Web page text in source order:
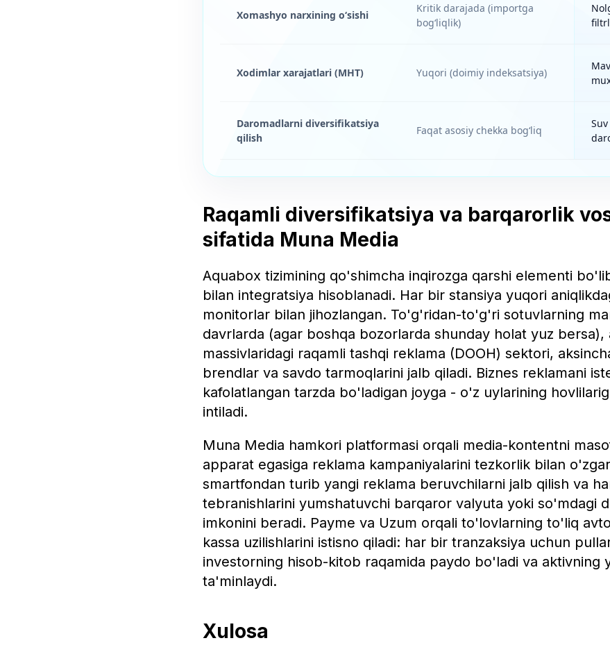
Xomashyo narxining o‘sishi
Kritik darajada (importga
bog‘liqlik)
Xodimlar xarajatlari (MHT) Yuqori (doimiy indeksatsiya)
Daromadlarni diversifikatsiya
qilish
Faqat asosiy chekka bog‘liq
Raqamli diversifikatsiya va barqarorlik
sifatida Muna Media
Aquabox tizimining qo'shimcha inqirozga qarshi elementi
bilan integratsiya hisoblanadi. Har bir stansiya yuqori
monitorlar bilan jihozlangan. To'g'ridan-to'g'ri sotuvlarning
davrlarda (agar boshqa bozorlarda shunday holat yuz bersa),
massivlaridagi raqamli tashqi reklama (DOOH) sektori,
brendlar va savdo tarmoqlarini jalb qiladi. Biznes reklamani
kafolatlangan tarzda bo'ladigan joyga - o'z uylarining
intiladi.
Muna Media hamkori platformasi orqali media-kontentni
apparat egasiga reklama kampaniyalarini tezkorlik bilan
smartfondan turib yangi reklama beruvchilarni jalb qilish va
tebranishlarini yumshatuvchi barqaror valyuta yoki so'mdagi
imkonini beradi. Payme va Uzum orqali to'lovlarning to'liq
kassa uzilishlarini istisno qiladi: har bir tranzaksiya uchun
investorning hisob-kitob raqamida paydo bo'ladi va aktivning
ta'minlaydi.
Xulosa